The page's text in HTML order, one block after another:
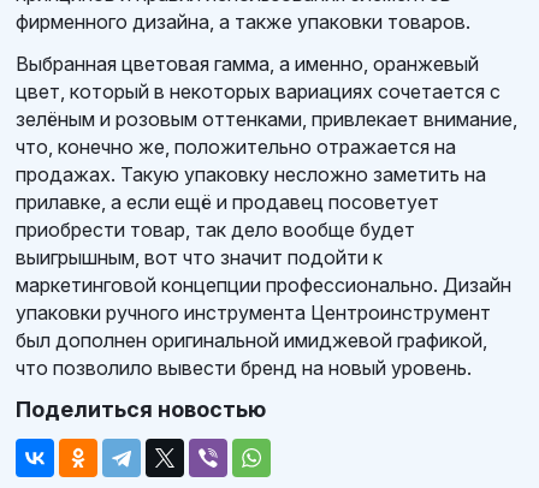
фирменного дизайна, а также упаковки товаров.
Выбранная цветовая гамма, а именно, оранжевый
цвет, который в некоторых вариациях сочетается с
зелёным и розовым оттенками, привлекает внимание,
что, конечно же, положительно отражается на
продажах. Такую упаковку несложно заметить на
прилавке, а если ещё и продавец посоветует
приобрести товар, так дело вообще будет
выигрышным, вот что значит подойти к
маркетинговой концепции профессионально. Дизайн
упаковки ручного инструмента Центроинструмент
был дополнен оригинальной имиджевой графикой,
что позволило вывести бренд на новый уровень.
Поделиться новостью